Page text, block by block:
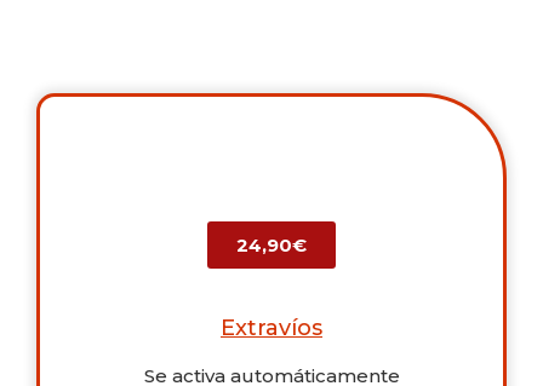
24,90€
Extravíos
Se activa automáticamente